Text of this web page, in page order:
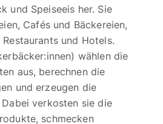
und Speiseeis her. Sie
Cafés und Bäckereien,
und Hotels.
wählen die
aus, berechnen die
und erzeugen die
verkosten sie die
schmecken